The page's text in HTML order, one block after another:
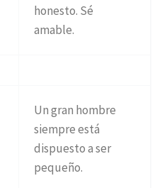
honesto. Sé
amable.
Un gran hombre
siempre está
dispuesto a ser
pequeño.